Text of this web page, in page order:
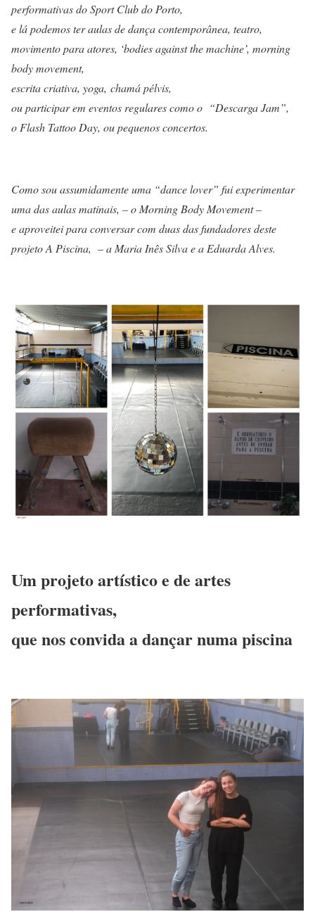
performativas do Sport Club do Porto,
e lá podemos ter aulas dedança contemporânea, teatro,
movimento para atores, ‘bodies against the machine’, morning
body movement,
escrita criativa, yoga, chamá pélvis,
ou participar em eventos regulares como o “Descarga Jam”,
o Flash Tattoo Day, ou pequenos concertos.
Como sou assumidamente uma “dance lover” fui experimentar
uma das aulas matinais, – o Morning Body Movement –
e aproveitei para conversar com duas das fundadores deste
projeto A Piscina, – a Maria Inês Silva e a Eduarda Alves.
Um projeto artístico e de artes
performativas,
que nos convida a dançar numa piscina